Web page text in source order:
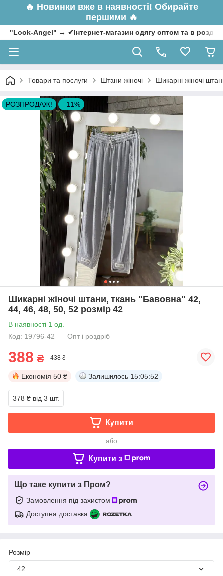
🔥 Новинки вже в наявності! Обирайте
першими 🔥
"Look-Angel" → ✔Інтернет-магазин одягу оптом та в
Товари та послуги Штани жіночі Шикарні жіночі
РОЗПРОДАЖ! –11%
Шикарні жіночі штани, ткань "Бавовна" 42,
44, 46, 48, 50, 52 розмір 42
В наявності 1 од.
Код: 19796-42
Опт і роздріб
388 ₴ 438 ₴
Економія 50 ₴ Залишилось 15:05:51
378 ₴ від 3 шт.
Купити
або
Купити з
Що таке купити з Пром?
Замовлення під захистом
Доступна доставка
Розмір
42